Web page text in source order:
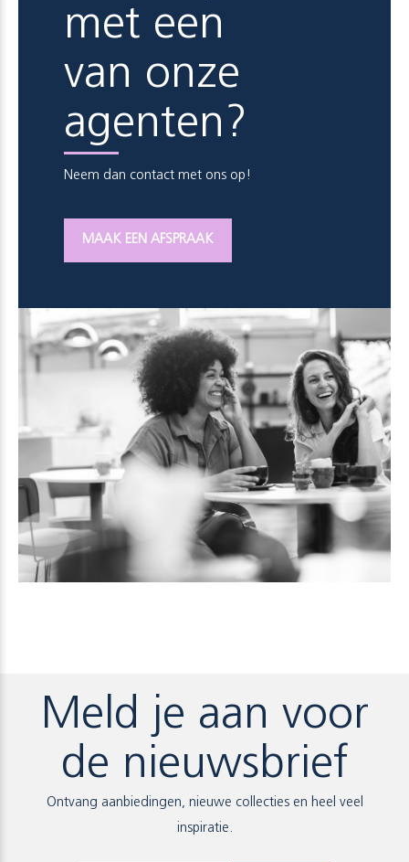
met een
van onze
agenten?
Neem dan contact met ons op!
MAAK EEN AFSPRAAK
Meld je aan voor
de nieuwsbrief
Ontvang aanbiedingen, nieuwe collecties en heel veel
inspiratie.